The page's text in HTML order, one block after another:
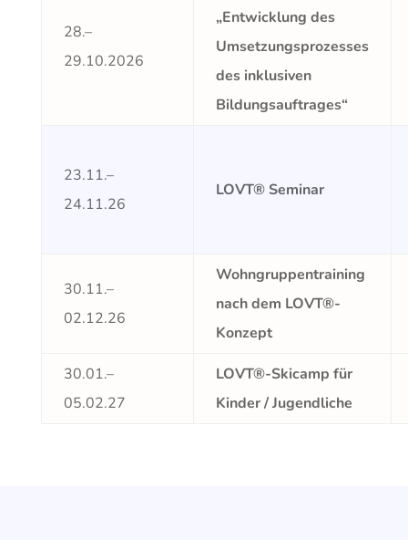
28.–
29.10.2026
„Entwicklung des
Umsetzungsprozesses
des inklusiven
Bildungsauftrages“
23.11.–
24.11.26
LOVT® Seminar
30.11.–
02.12.26
Wohngruppentraining
nach dem LOVT®-
Konzept
30.01.–
05.02.27
LOVT®-Skicamp für
Kinder / Jugendliche